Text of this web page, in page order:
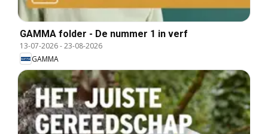
GAMMA folder - De nummer 1 in verf
13-07-2026-23-08-2026
GAMMA